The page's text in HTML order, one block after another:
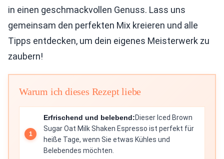
in einen geschmackvollen Genuss. Lass uns
gemeinsam den perfekten Mix kreieren und alle
Tipps entdecken, um dein eigenes Meisterwerk zu
zaubern!
Warum ich dieses Rezept liebe
Erfrischend und belebend:Dieser Iced Brown
Sugar Oat Milk Shaken Espresso ist perfekt für
heiße Tage, wenn Sie etwas Kühles und
Belebendes möchten.